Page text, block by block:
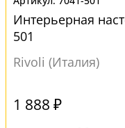
Интерьерная
501
Rivoli (Италия)
1 888 ₽